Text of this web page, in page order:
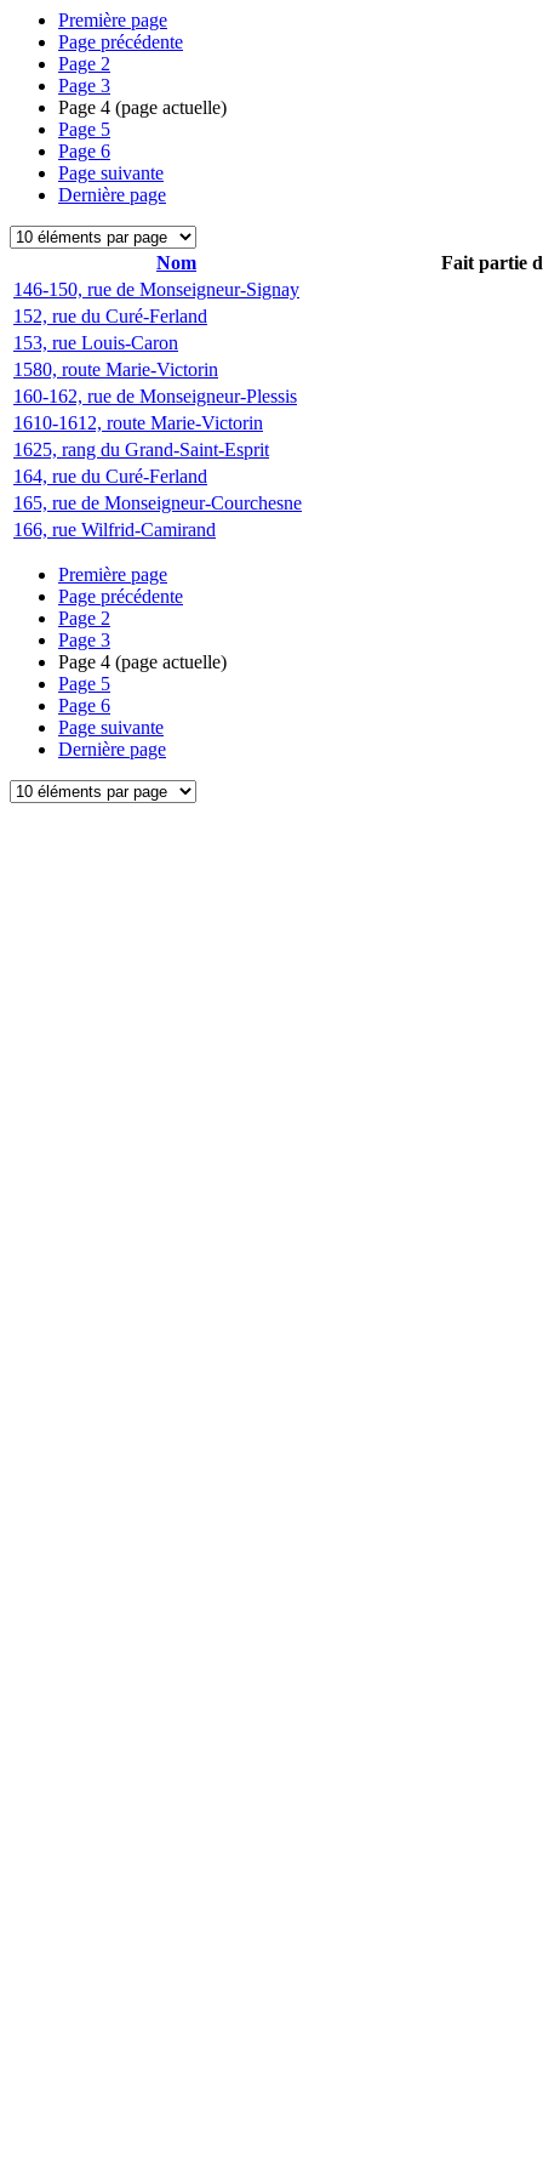
Première page
Page précédente
Page 2
Page 3
Page 4 (page actuelle)
Page 5
Page 6
Page suivante
Dernière page
Nom
Fait partie
146-150, rue de Monseigneur-Signay
152, rue du Curé-Ferland
153, rue Louis-Caron
1580, route Marie-Victorin
160-162, rue de Monseigneur-Plessis
1610-1612, route Marie-Victorin
1625, rang du Grand-Saint-Esprit
164, rue du Curé-Ferland
165, rue de Monseigneur-Courchesne
166, rue Wilfrid-Camirand
Première page
Page précédente
Page 2
Page 3
Page 4 (page actuelle)
Page 5
Page 6
Page suivante
Dernière page